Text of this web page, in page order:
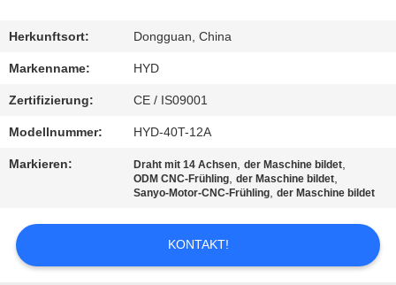
SIE
MIT
UNS
IN
VERBINDUNG
FORDERN
Herkunftsort: Dongguan, China
Markenname: HYD
Zertifizierung: CE / IS09001
Modellnummer: HYD-40T-12A
Markieren: Draht mit 14 Achsen,der Maschine bildet,
ODM CNC-Frühling,der Maschine bildet,
Sanyo-Motor-CNC-Frühling,der Maschine bildet
KONTAKT!